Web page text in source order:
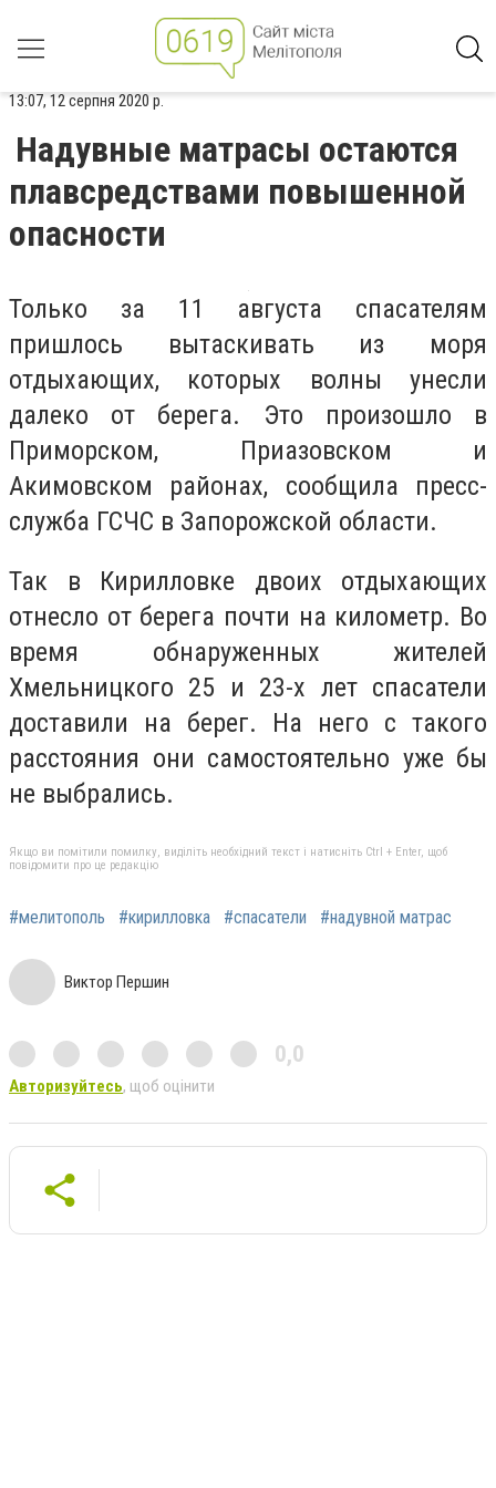
13:07, 12 серпня 2020 р.
Надувные матрасы остаются
плавсредствами повышенной
опасности
Только за 11 августа спасателям
пришлось вытаскивать из моря
отдыхающих, которых волны унесли
далеко от берега. Это произошло в
Приморском, Приазовском и
Акимовском районах, сообщила пресс-
служба ГСЧС в Запорожской области.
Так в Кирилловке двоих отдыхающих
отнесло от берега почти на километр. Во
время обнаруженных жителей
Хмельницкого 25 и 23-х лет спасатели
доставили на берег. На него с такого
расстояния они самостоятельно уже бы
не выбрались.
Якщо ви помітили помилку, виділіть необхідний текст і натисніть Ctrl + Enter, щоб
повідомити про це редакцію
#мелитополь #кирилловка #спасатели #надувной матрас
Виктор Першин
0,0
Авторизуйтесь, щоб оцінити